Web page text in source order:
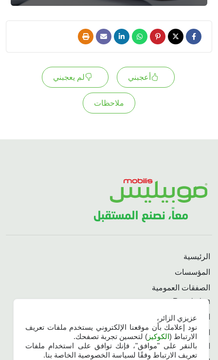
أعجبني لم يعجبني
ملاحظات
الرئيسية
المؤسسات
الصفقات العمومية
Revolution
الاسئلة المتداولة
الاتصال الدولي
الأمن السيبراني
عزيزي الزائر،
نود إعلامك بأن موقعنا الإلكتروني يستخدم ملفات تعريف
الارتباط (الكوكيز ) لتحسين تجربة تصفحك.
بالنقر على "موافق"، فإنك توافق على استخدام ملفات
تعريف الارتباط وفقًا لسياسة الخصوصية الخاصة بنا.